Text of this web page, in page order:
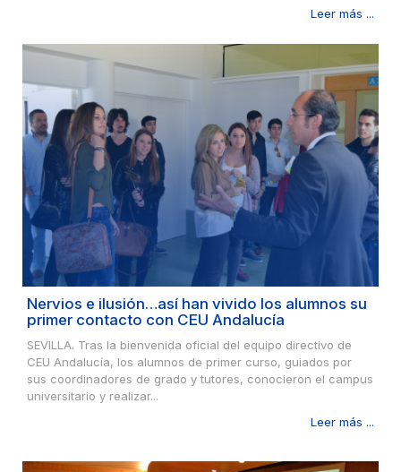
Leer más ...
Nervios e ilusión…así han vivido los alumnos su
primer contacto con CEU Andalucía
SEVILLA. Tras la bienvenida oficial del equipo directivo de
CEU Andalucía, los alumnos de primer curso, guiados por
sus coordinadores de grado y tutores, conocieron el campus
universitario y realizar...
Leer más ...